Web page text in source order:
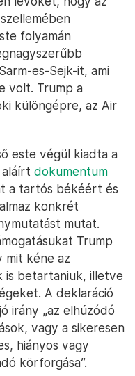
folyamán
es-Sejk-it, ami
volt. Trump a
különgépre, az Air
este végül kiadta a
aláírt dokumentum
a tartós békéért és
konkrét
mutat.
Trump
mit kéne az
is betartaniuk, illetve
A deklaráció
irány „az elhúzódó
vagy a sikeresen
hiányos vagy
körforgása”.